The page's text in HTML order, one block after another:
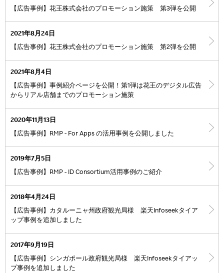
【広告事例】花王株式会社のプロモーション施策 第3弾を公開
2021年8月24日
【広告事例】花王株式会社のプロモーション施策 第2弾を公開
2021年8月4日
【広告事例】事例紹介ページを公開！第1弾は花王のデジタル広告
からリアル店舗までのプロモーション施策
2020年11月13日
【広告事例】RMP - For Apps の活用事例を公開しました
2019年7月5日
【広告事例】RMP - ID Consortium活用事例のご紹介
2018年4月24日
【広告事例】カタルーニャ州政府観光局様 楽天Infoseekタイア
ップ事例を追加しました
2017年9月19日
【広告事例】シンガポール政府観光局様 楽天Infoseekタイアッ
プ事例を追加しました